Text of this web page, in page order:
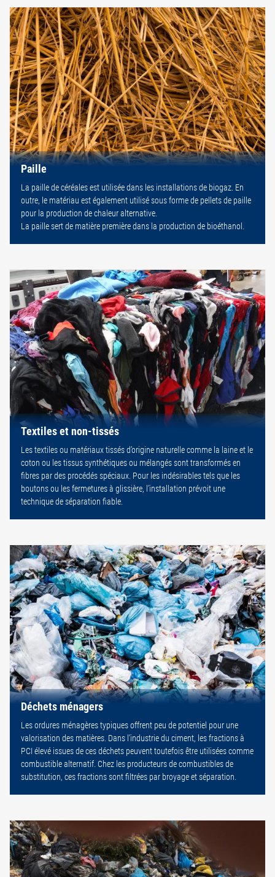
Paille
La paille de céréales est utilisée dans les installations de biogaz. En
outre, le matériau est également utilisé sous forme de pellets de paille
pour la production de chaleur alternative.
La paille sert de matière première dans la production de bioéthanol.
Textiles et non-tissés
Les textiles ou matériaux tissés d’origine naturelle comme la laine et le
coton ou les tissus synthétiques ou mélangés sont transformés en
fibres par des procédés spéciaux. Pour les indésirables tels que les
boutons ou les fermetures à glissière, l’installation prévoit une
technique de séparation fiable.
Déchets ménagers
Les ordures ménagères typiques offrent peu de potentiel pour une
valorisation des matières. Dans l’industrie du ciment, les fractions à
PCI élevé issues de ces déchets peuvent toutefois être utilisées comme
combustible alternatif. Chez les producteurs de combustibles de
substitution, ces fractions sont filtrées par broyage et séparation.